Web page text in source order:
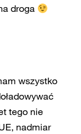
droga
wszystko
tego nie
nadmiar